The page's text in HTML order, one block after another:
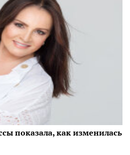
показала, как изменилась